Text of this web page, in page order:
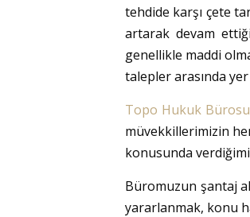
tehdide karşı çete
artarak devam
genellikle maddi
talepler arasında yer
Topo Hukuk Bürosu
müvekkillerimizin
konusunda
Büromuzun şantaj
yararlanmak, konu